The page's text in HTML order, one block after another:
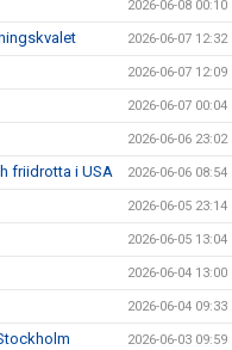
2026-06-08 00:10
2026-06-07 12:32
2026-06-07 12:09
2026-06-07 00:04
2026-06-06 23:02
friidrotta i USA 2026-06-06 08:54
2026-06-05 23:14
2026-06-05 13:04
2026-06-04 13:00
2026-06-04 09:33
2026-06-03 09:59